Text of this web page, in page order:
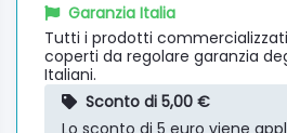
Garanzia Italia
Tutti i prodotti commercializzati
coperti da regolare garanzia
Italiani.
Sconto di 5,00 €
Lo sconto di 5 euro viene